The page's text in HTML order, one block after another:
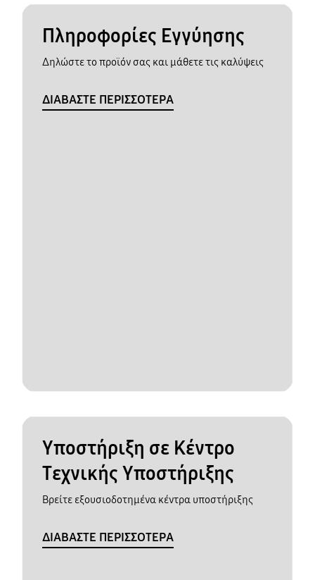
Πληροφορίες Εγγύησης
Δηλώστε το προϊόν σας και μάθετε τις καλύψεις
ΔΙΑΒΑΣΤΕ ΠΕΡΙΣΣΟΤΕΡΑ
Υποστήριξη σε Κέντρο
Τεχνικής Υποστήριξης
Βρείτε εξουσιοδοτημένα κέντρα υποστήριξης
ΔΙΑΒΑΣΤΕ ΠΕΡΙΣΣΟΤΕΡΑ